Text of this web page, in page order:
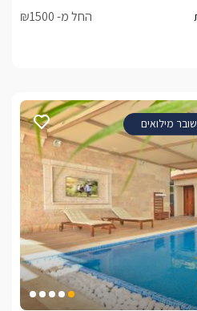
החל מ- ₪1500
שובר מילואים